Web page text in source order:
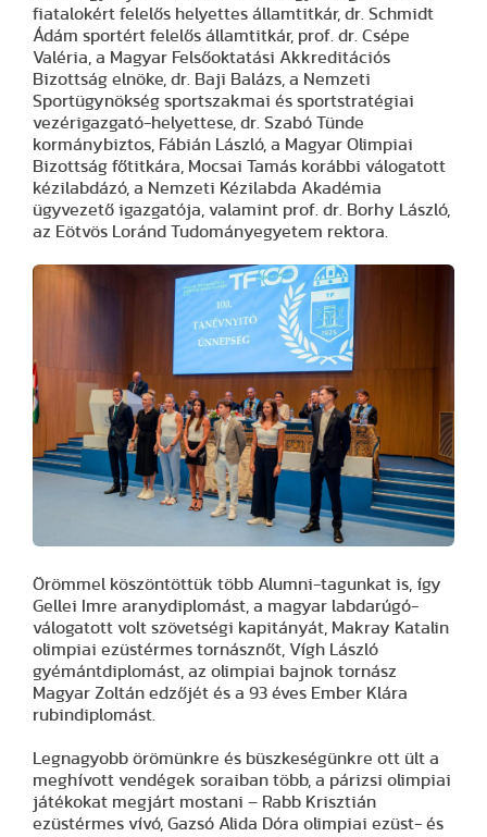
fiatalokért felelős helyettes államtitkár, dr. Schmidt
Ádám sportért felelős államtitkár, prof. dr. Csépe
Valéria, a Magyar Felsőoktatási Akkreditációs
Bizottság elnöke, dr. Baji Balázs, a Nemzeti
Sportügynökség sportszakmai és sportstratégiai
vezérigazgató-helyettese, dr. Szabó Tünde
kormánybiztos, Fábián László, a Magyar Olimpiai
Bizottság főtitkára, Mocsai Tamás korábbi válogatott
kézilabdázó, a Nemzeti Kézilabda Akadémia
ügyvezető igazgatója, valamint prof. dr. Borhy László,
az Eötvös Loránd Tudományegyetem rektora.
Örömmel köszöntöttük több Alumni-tagunkat is, így
Gellei Imre aranydiplomást, a magyar labdarúgó-
válogatott volt szövetségi kapitányát, Makray Katalin
olimpiai ezüstérmes tornásznőt, Vígh László
gyémántdiplomást, az olimpiai bajnok tornász
Magyar Zoltán edzőjét és a 93 éves Ember Klára
rubindiplomást.
Legnagyobb örömünkre és büszkeségünkre ott ült a
meghívott vendégek soraiban több, a párizsi olimpiai
játékokat megjárt mostani – Rabb Krisztián
ezüstérmes vívó, Gazsó Alida Dóra olimpiai ezüst- és